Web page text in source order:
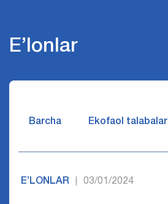
E’lonlar
Barcha Ekofaol talabalar
E’LONLAR 03/01/2024